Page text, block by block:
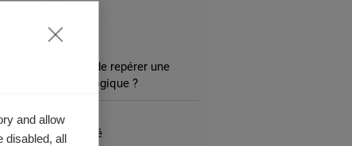
PHARES
si facile que cela de repérer une
vraiment écologique ?
de la créativité
and allow
disabled, all